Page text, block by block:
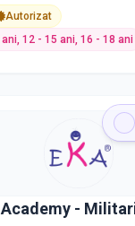
Autorizat
12 - 15 ani, 16 - 18 ani
-